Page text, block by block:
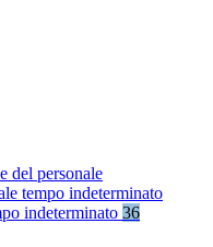
del personale
tempo indeterminato
indeterminato 36